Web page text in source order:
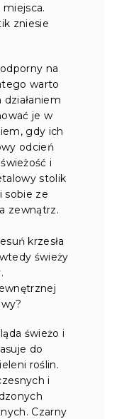
zniesie
na
warto
je w
gdy ich
odcień
i
stolik
sobie ze
zewnątrz.
krzesła
świeży
świeżo i
do
roślin.
i
Czarny